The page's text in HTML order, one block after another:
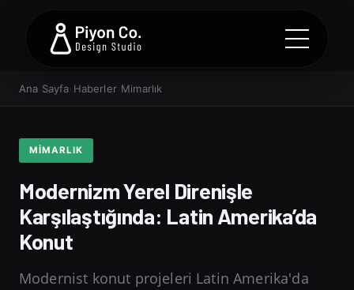
Ana Sayfa Haberler› Mimarlık
MIMARLIK
Modernizm Yerel Direnişle
Karşılaştığında: Latin Amerika’da
Konut
Modernist konut projeleri Latin Amerika'da